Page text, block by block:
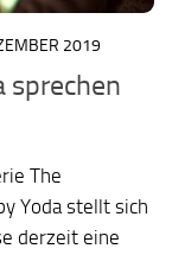
2019
sprechen
The
Yoda stellt sich
derzeit eine